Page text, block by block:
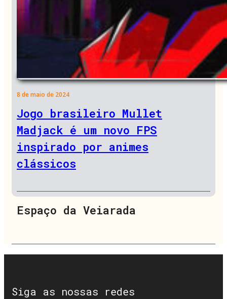
8 de maio de 2024
Jogo brasileiro Mullet
Madjack é um novo FPS
inspirado por animes
clássicos
Espaço da Veiarada
Siga as nossas redes